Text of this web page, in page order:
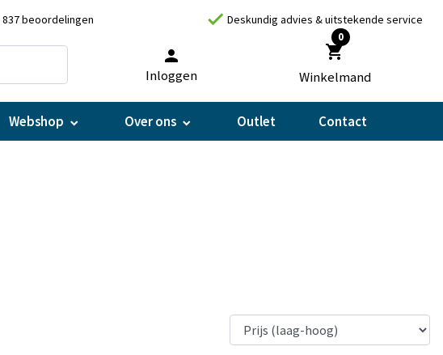
837 beoordelingen check Deskundig advies & uitstekende service
person
Inloggen
shopping_cart
0
Winkelmand
Webshop Over ons Outlet Contact